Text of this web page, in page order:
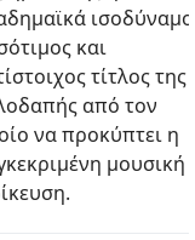
και
τίτλος της
από τον
να προκύπτει η
μουσική